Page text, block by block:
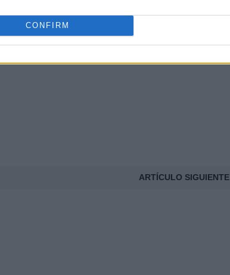
CONFIRM
ARTÍCULO SIGUIENTE